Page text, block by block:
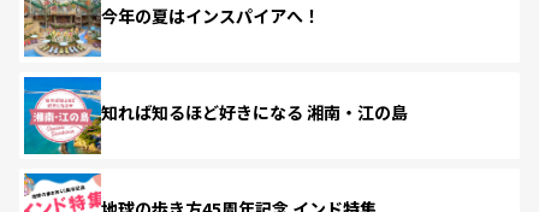
今年の夏はインスパイアへ！
知れば知るほど好きになる 湘南・江の島